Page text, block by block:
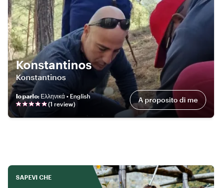
Konstantinos
Konstantinos
Io parlo: Ελληνικά • English
(1 review) A proposito di me
SAPEVI CHE